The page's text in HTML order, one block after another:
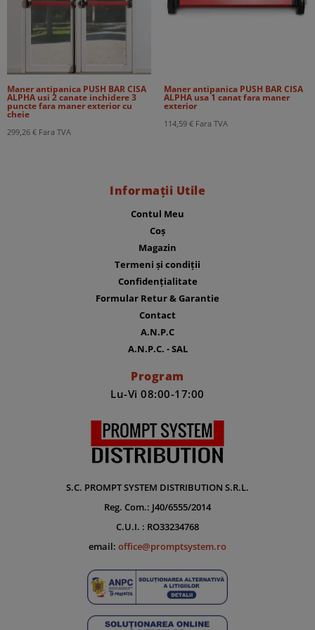
Maner antipanica PUSH BAR CISA
ALPHA usi 2 canate inchidere 3
puncte fara maner exterior cu
cheie
299,26 € Fara TVA
Maner antipanica PUSH BAR CISA
ALPHA usa 1 canat fara maner
exterior
114,59 € Fara TVA
Informații Utile
Contul Meu
Coș
Magazin
Termeni și condiții
Confidențialitate
Formular Retur & Garantie
Contact
A.N.P.C
A.N.P.C. - SAL
Program
Lu-Vi 08:00-17:00
S.C. PROMPT SYSTEM DISTRIBUTION S.R.L.
Reg. Com.: J40/6555/2014
C.U.I. : RO33234768
email: office@promptsystem.ro